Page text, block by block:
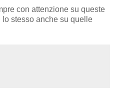
con attenzione su queste
lo stesso anche su quelle